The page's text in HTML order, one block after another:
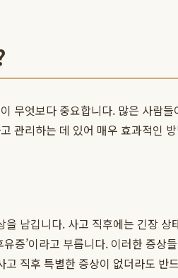
무엇보다 중요합니다. 많은 사람
관리하는 데 있어 매우 효과적인
남깁니다. 사고 직후에는 긴장
증’이라고 부릅니다. 이러한 증
직후 특별한 증상이 없더라도